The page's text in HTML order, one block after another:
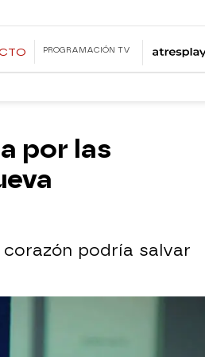
PROGRAMACIÓN TV
por las
corazón podría salvar